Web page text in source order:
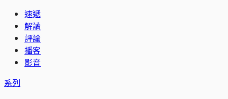
速遞
解讀
評論
播客
影音
系列